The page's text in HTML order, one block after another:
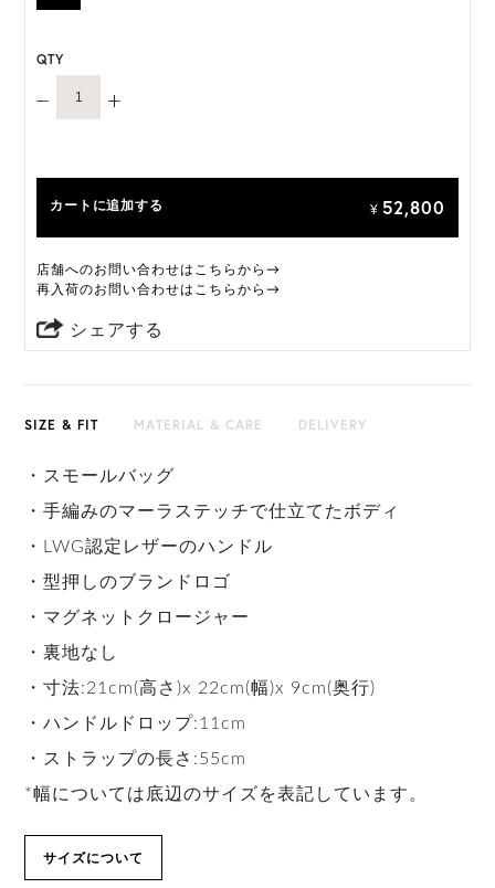
QTY
カートに追加する ¥ 52,800
店舗へのお問い合わせはこちらから→
再入荷のお問い合わせはこちらから→
シェアする
SIZE & FIT MATERIAL & CARE DELIVERY
・スモールバッグ
・手編みのマーラステッチで仕立てたボディ
・LWG認定レザーのハンドル
・型押しのブランドロゴ
・マグネットクロージャー
・裏地なし
・寸法:21cm(高さ)x 22cm(幅)x 9cm(奥行)
・ハンドルドロップ:11cm
・ストラップの長さ:55cm
*幅については底辺のサイズを表記しています。
サイズについて